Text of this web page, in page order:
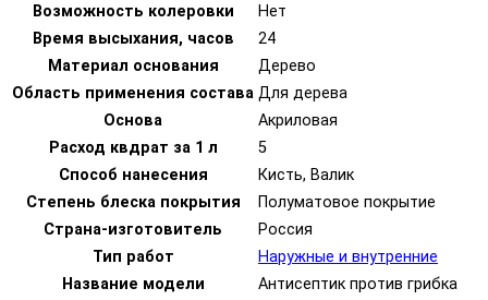
Возможность колеровки
Нет
Время высыхания, часов
24
Материал основания
Дерево
Область применения состава Для дерева
Основа
Акриловая
Расход квдрат за 1 л
5
Способ нанесения
Кисть, Валик
Степень блеска покрытия
Полуматовое покрытие
Страна-изготовитель
Россия
Тип работ
Наружные и внутренние
Название модели
Антисептик против грибка